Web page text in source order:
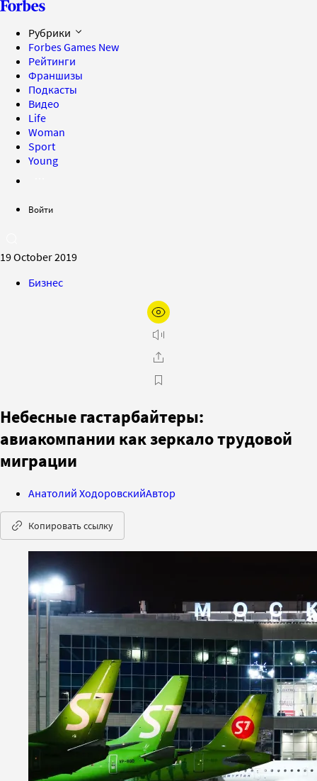
Рубрики
Forbes Games New
Рейтинги
Франшизы
Подкасты
Видео
Life
Woman
Sport
Young
Войти
19 October 2019
Бизнес
Небесные гастарбайтеры:
авиакомпании как зеркало трудовой
миграции
Анатолий ХодоровскийАвтор
Копировать ссылку